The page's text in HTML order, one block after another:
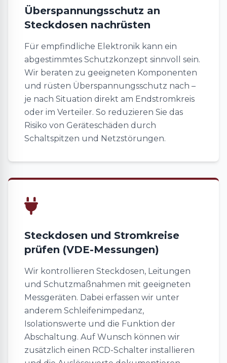
Überspannungsschutz an
Steckdosen nachrüsten
Für empfindliche Elektronik kann ein
abgestimmtes Schutzkonzept sinnvoll sein.
Wir beraten zu geeigneten Komponenten
und rüsten Überspannungsschutz nach –
je nach Situation direkt am Endstromkreis
oder im Verteiler. So reduzieren Sie das
Risiko von Geräteschäden durch
Schaltspitzen und Netzstörungen.
Steckdosen und Stromkreise
prüfen (VDE-Messungen)
Wir kontrollieren Steckdosen, Leitungen
und Schutzmaßnahmen mit geeigneten
Messgeräten. Dabei erfassen wir unter
anderem Schleifenimpedanz,
Isolationswerte und die Funktion der
Abschaltung. Auf Wunsch können wir
zusätzlich einen RCD-Schalter installieren